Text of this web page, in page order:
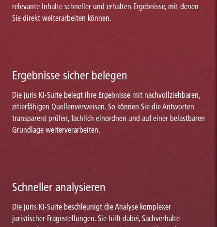
relevante Inhalte schneller und erhalten Ergebnisse, mit denen
Sie direkt weiterarbeiten können.
Ergebnisse sicher belegen
Die juris KI-Suite belegt ihre Ergebnisse mit nachvollziehbaren,
zitierfähigen Quellenverweisen. So können Sie die Antworten
transparent prüfen, fachlich einordnen und auf einer belastbaren
Grundlage weiterverarbeiten.
Schneller analysieren
Die juris KI-Suite beschleunigt die Analyse komplexer
juristischer Fragestellungen. Sie hilft dabei, Sachverhalte